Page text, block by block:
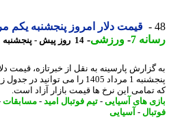
قیمت دلار امروز پنجشنبه یکم مردادماه
7
-ورزشی-14 روز پیش - پنجشنبه 1 مرداد 1405، 13:05
پارسینه به نقل از خبرتازه، قیمت دلار،
پنجشنبه 1 مرداد 1405 را می توانید
این نرخ ها قیمت بازار آزاد است.
های آسیایی-تیم فوتبال امید -مسابقات-
-آسیایی